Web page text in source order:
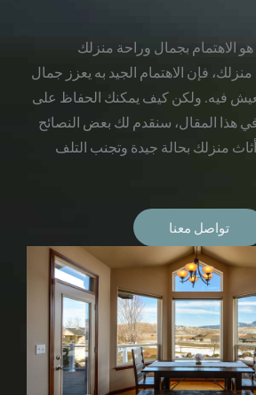
هو الاهتمام بجمال وراحة منزلك
فإن الاهتمام الجيد به يعزز جمال
فيه. ولكن كيف يمكنك الحفاظ على
هذا المقال، سنقدم لك بعض النصائح
تواصل معنا